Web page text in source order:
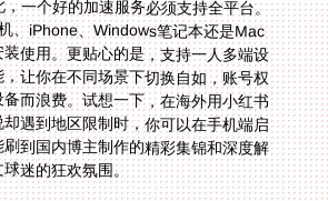
迷的狂欢氛围。